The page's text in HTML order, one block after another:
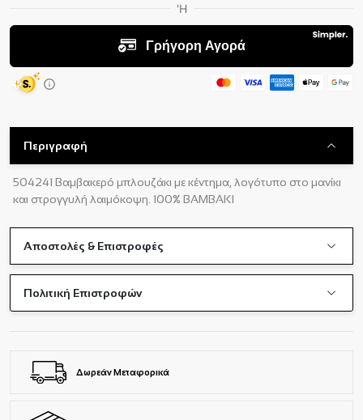
Περιγραφή
504241 Βαμβακερό μπλουζάκι με κέντημα, λογότυπο στο μανίκι
και στρογγυλή λαιμόκοψη. 100% BAMBAKI
Αποστολές & Επιστροφές
Πολιτική Επιστροφών
Δωρεάν Μεταφορικά